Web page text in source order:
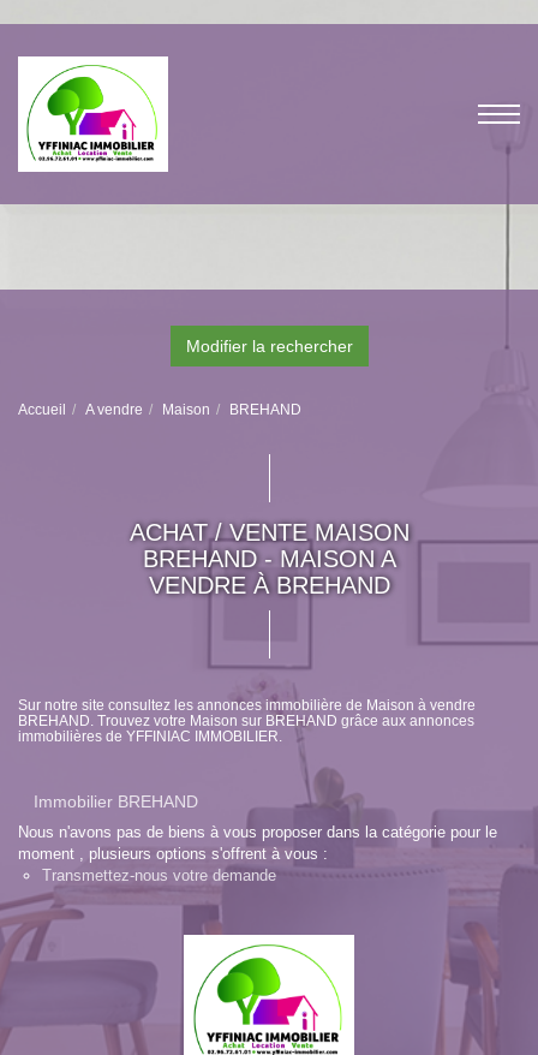
Modifier la rechercher
Accueil A vendre Maison BREHAND
ACHAT / VENTE MAISON
BREHAND - MAISON A
VENDRE À BREHAND
Sur notre site consultez les annonces immobilière de Maison à vendre
BREHAND. Trouvez votre Maison sur BREHAND grâce aux annonces
immobilières de YFFINIAC IMMOBILIER.
Immobilier BREHAND
Nous n'avons pas de biens à vous proposer dans la catégorie pour le
moment , plusieurs options s'offrent à vous :
Transmettez-nous votre demande